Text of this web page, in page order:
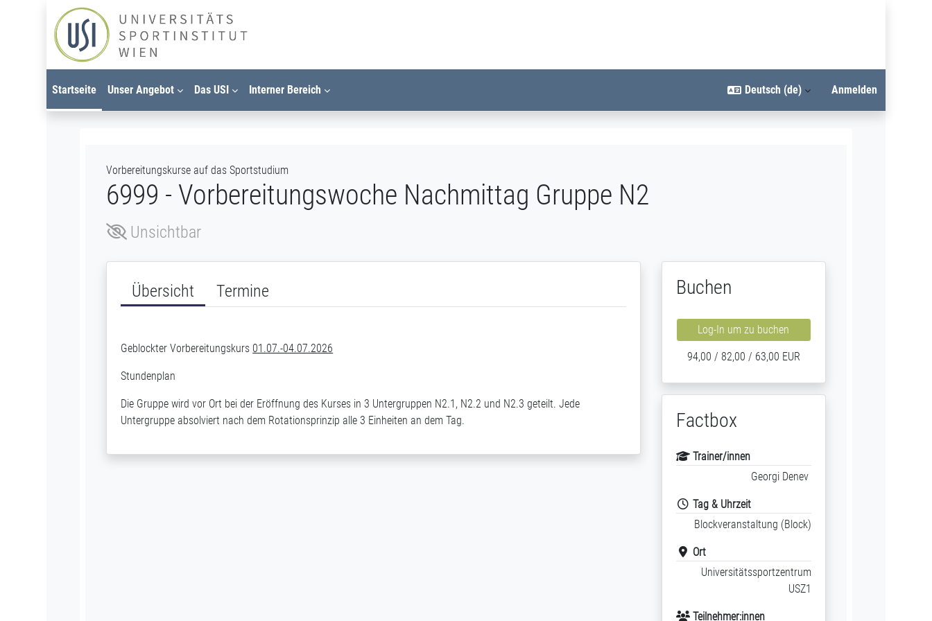
Zum Hauptinhalt
Startseite Unser Angebot Das USI Interner Bereich Deutsch ‎(de)‎ Anmelden
Vorbereitungskurse auf das Sportstudium
6999 - Vorbereitungswoche Nachmittag Gruppe N2
Unsichtbar
Übersicht Termine
Geblockter Vorbereitungskurs 01.07.-04.07.2026
Stundenplan
Die Gruppe wird vor Ort bei der Eröffnung des Kurses in 3 Untergruppen N2.1, N2.2 und N2.3 geteilt. Jede
Untergruppe absolviert nach dem Rotationsprinzip alle 3 Einheiten an dem Tag.
Buchen
Log-In um zu buchen
94,00 / 82,00 / 63,00 EUR
Factbox
Trainer/innen
Georgi Denev
Tag & Uhrzeit
Blockveranstaltung (Block)
Ort
Universitätssportzentrum
USZ1
Teilnehmer:innen